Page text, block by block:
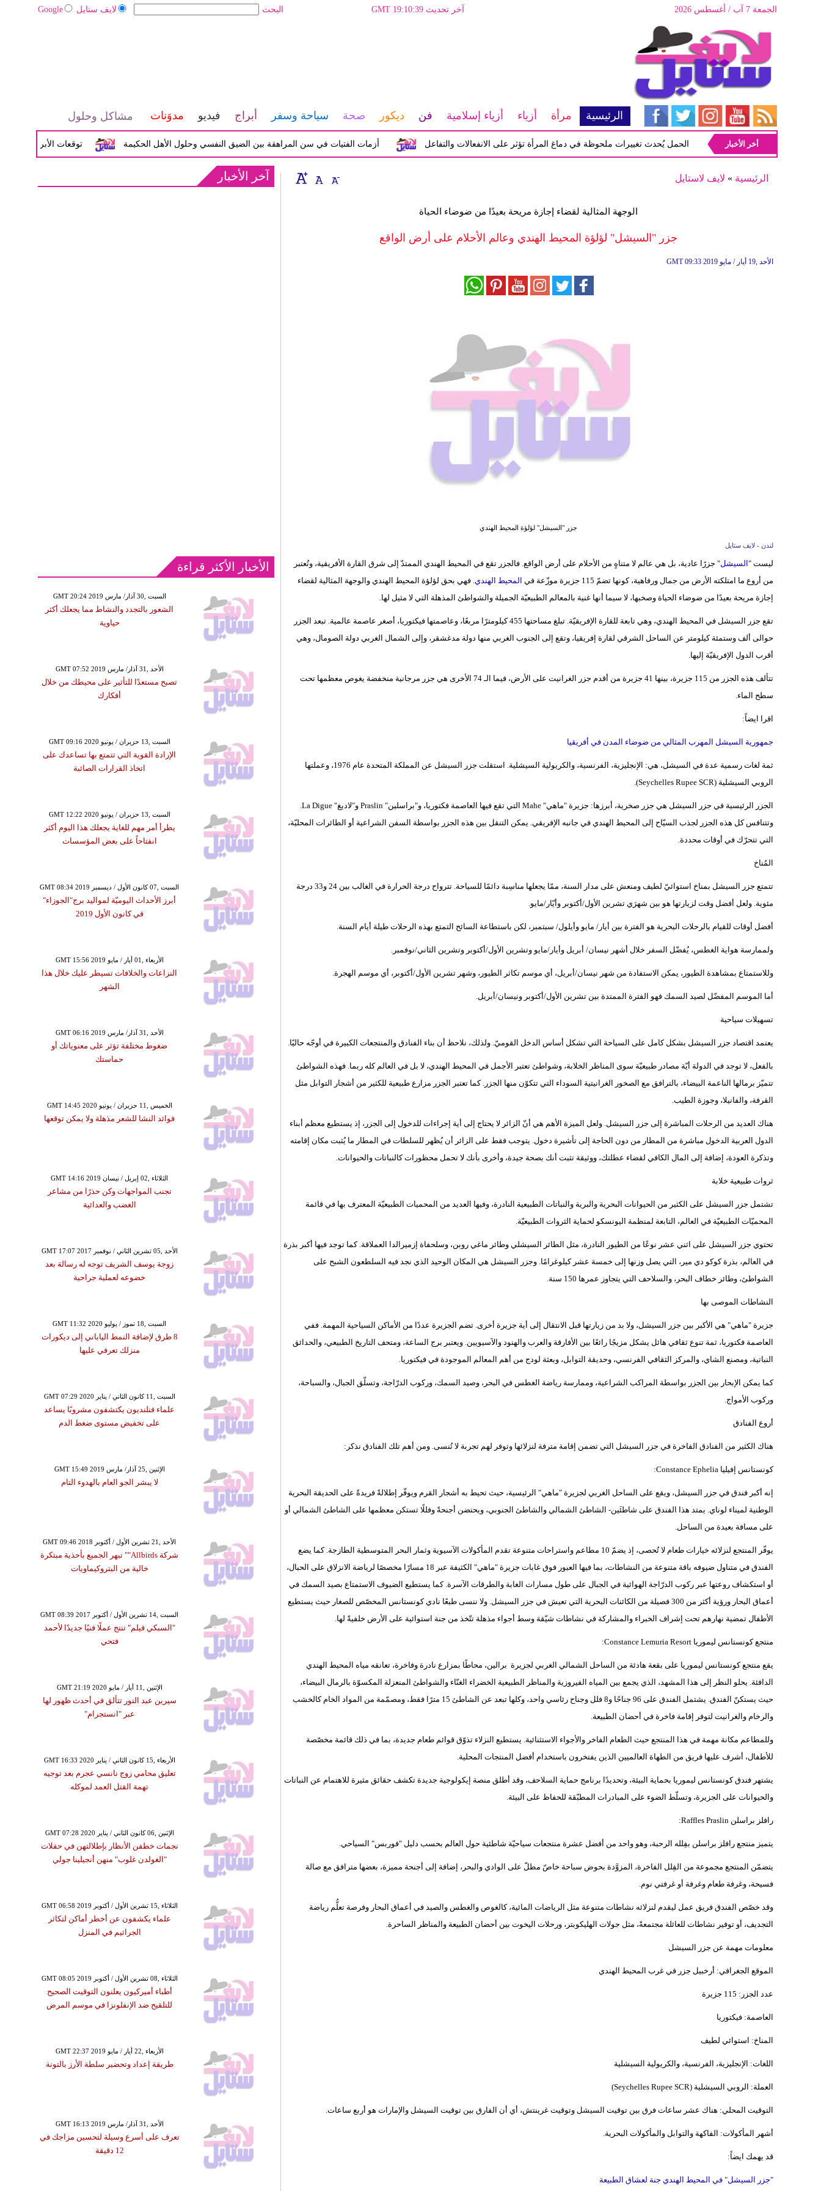
لايف ستايل Google البحث آخر تحديث GMT 19:10:39 الجمعة 7 آب / أغسطس 2026
الرئيسية مرأة أزياء أزياء إسلامية فن ديكور صحة سياحة وسفر أبراج فيديو مدوَنات مشاكل وحلول
توقعات الأبراج اليوم الأربعاء 04 مارس / أذار 2026 أزمات الفتيات في سن المراهقة بين الضيق النفسي وحلول الأهل الحكيمة دراسة تكشف أن الحمل يُحدث تغييرات ملحوظة في دماغ المرأة تؤثر على الانفعالات والتفاعل
أخر الأخبار
الرئيسية » لايف لاستايل
الوجهة المثالية لقضاء إجازة مريحة بعيدًا من ضوضاء الحياة
جزر "السيشل" لؤلؤة المحيط الهندي وعالم الأحلام على أرض الواقع
GMT 09:33 2019 الأحد ,19 أيار / مايو
جزر "السيشل" لؤلؤة المحيط الهندي
لندن - لايف ستايل
ليست "السيشل" جزرًا عادية، بل هي عالم لا متناهٍ من الأحلام على أرض الواقع. فالجزر تقع في المحيط الهندي الممتدّ إلى شرق القارة الأفريقية، وتُعتبر
من أروع ما امتلكته الأرض من جمال ورفاهية، كونها تضمّ 115 جزيرة موزّعة في
المحيط الهندي. فهي بحق لؤلؤة المحيط الهندي والوجهة المثالية لقضاء
إجازة مريحة بعيدًا من ضوضاء الحياة وصخبها، لا سيما أنها غنية بالمعالم الطبيعيّة الجميلة والشواطئ المذهلة التي لا مثيل لها.
تقع جزر السيشل في المحيط الهندي، وهي تابعة للقارة الإفريقيّة. تبلغ مساحتها 455 كيلومترًا مربعًا، وعاصمتها فيكتوريا، أصغر عاصمة عالمية. تبعد الجزر
حوالى ألف وستمئة كيلومتر عن الساحل الشرقي لقارة إفريقيا، وتقع إلى الجنوب الغربي منها دولة مدغشقر، وإلى الشمال الغربي دولة الصومال، وهي
أقرب الدول الإفريقيّة إليها.
تتألف هذه الجزر من 115 جزيرة، بينها 41 جزيرة من أقدم جزر الغرانيت على الأرض، فيما الـ 74 الأخرى هي جزر مرجانية منخفضة يغوص معظمها تحت
سطح الماء.
اقرا ايضاً:
جمهورية السيشل المهرب المثالي من ضوضاء المدن في أفريقيا
ثمة لغات رسمية عدة في السيشل، هي: الإنجليزية، الفرنسية، والكريولية السيشلية. استقلت جزر السيشل عن المملكة المتحدة عام 1976، وعملتها
الروبي السيشلية (Seychelles Rupee SCR).
الجزر الرئيسية في جزر السيشل هي جزر صخرية، أبرزها: جزيرة "ماهي" Mahe التي تقع فيها العاصمة فكتوريا، و"براسلين" Praslin و"لاديغ" La Digue.
وتتنافس كل هذه الجزر لجذب السيّاح إلى المحيط الهندي في جانبه الإفريقي. يمكن التنقل بين هذه الجزر بواسطة السفن الشراعية أو الطائرات المحليّة،
التي تتحرّك في أوقات محددة.
المُناخ
تتمتع جزر السيشل بمناخ استوائيّ لطيف ومنعش على مدار السنة، ممّا يجعلها مناسِبة دائمًا للسياحة. تترواح درجة الحرارة في الغالب بين 24 و33 درجة
مئوية. ولعل أفضل وقت لزيارتها هو بين شهرَي تشرين الأول/أكتوبر وأيّار/مايو.
أفضل أوقات للقيام بالرحلات البحرية هو الفترة بين أيار/ مايو وأيلول/ سبتمبر، لكن باستطاعة السائح التمتع بهذه الرحلات طيلة أيام السنة.
ولممارسة هواية الغطس، يُفضّل السفر خلال أشهر نيسان/ أبريل وأيار/مايو وتشرين الأول/أكتوبر وتشرين الثاني/نوفمبر.
وللاستمتاع بمشاهدة الطيور، يمكن الاستفادة من شهر نيسان/أبريل، أي موسم تكاثر الطيور، وشهر تشرين الأول/أكتوبر، أي موسم الهجرة.
أما الموسم المفضّل لصيد السمك فهو الفترة الممتدة بين تشرين الأول/أكتوبر ونيسان/أبريل.
تسهيلات سياحية
يعتمد اقتصاد جزر السيشل بشكل كامل على السياحة التي تشكل أساس الدخل القوميّ. ولذلك، نلاحظ أن بناء الفنادق والمنتجعات الكبيرة في أوجّه حاليًا.
بالفعل، لا توجد في الدولة أيّة مصادر طبيعيّة سوى المناظر الخلابة، وشواطئ تعتبر الأجمل في المحيط الهندي، لا بل في العالم كله ربما. فهذه الشواطئ
تتميّز برمالها الناعمة البيضاء، بالترافق مع الصخور الغرانيتية السوداء التي تتكوّن منها الجزر. كما تعتبر الجزر مزارع طبيعية للكثير من أشجار التوابل مثل
القرفة، والفانيلا، وجوزة الطيب.
هناك العديد من الرحلات المباشرة إلى جزر السيشل. ولعل الميزة الأهم هي أنّ الزائر لا يحتاج إلى أية إجراءات للدخول إلى الجزر، إذ يستطيع معظم أبناء
الدول العربية الدخول مباشرة من المطار من دون الحاجة إلى تأشيرة دخول. يتوجب فقط على الزائر أن يُظهر للسلطات في المطار ما يُثبت مكان إقامته
وتذكرة العودة، إضافة إلى المال الكافي لقضاء عطلتك، ووثيقة تثبت أنك بصحة جيدة، وأخرى بأنك لا تحمل محظورات كالنباتات والحيوانات.
ثروات طبيعية خلابة
تشتمل جزر السيشل على الكثير من الحيوانات البحرية والبرية والنباتات الطبيعية النادرة، وفيها العديد من المحميات الطبيعيّة المعترف بها في قائمة
المحميّات الطبيعيّة في العالم، التابعة لمنظمة اليونسكو لحماية الثروات الطبيعيّة.
تحتوي جزر السيشل على اثني عشر نوعًا من الطيور النادرة، مثل الطائر السيشلي وطائر ماغي روبن، وسلحفاة إزميرالدا العملاقة. كما توجد فيها أكبر بذرة
في العالم، بذرة كوكو دي مير، التي يصل وزنها إلى خمسة عشر كيلوغرامًا. وجزر السيشل هي المكان الوحيد الذي نجد فيه السلطعون الشبح على
الشواطئ، وطائر خطاف البحر، والسلاحف التي يتجاوز عمرها 150 سنة.
النشاطات الموصى بها
جزيرة "ماهي" هي الأكبر بين جزر السيشل، ولا بد من زيارتها قبل الانتقال إلى أية جزيرة أخرى. تضم الجزيرة عددًا من الأماكن السياحية المهمة. ففي
العاصمة فكتوريا، ثمة تنوع ثقافي هائل يشكل مزيجًا رائعًا بين الأفارقة والعرب والهنود والآسيويين. ويعتبر برج الساعة، ومتحف التاريخ الطبيعي، والحدائق
النباتية، ومصنع الشاي، والمركز الثقافي الفرنسي، وحديقة التوابل، وبعثة لودج من أهم المعالم الموجودة في فيكتوريا.
كما يمكن الإبحار بين الجزر بواسطة المراكب الشراعية، وممارسة رياضة الغطس في البحر، وصيد السمك، وركوب الدرّاجة، وتسلّق الجبال، والسباحة،
وركوب الأمواج.
أروع الفنادق
هناك الكثير من الفنادق الفاخرة في جزر السيشل التي تضمن إقامة مترفة لنزلائها وتوفر لهم تجربة لا تُنسى. ومن أهم تلك الفنادق نذكر:
كونستانس إفيليا Constance Ephelia:
إنه أكبر فندق في جزر السيشل، ويقع على الساحل الغربي لجزيرة "ماهي" الرئيسية، حيث تحيط به أشجار القرم ويوفّر إطلالةً فريدةً على الحديقة البحرية
الوطنية لميناء لوناي. يمتد هذا الفندق على شاطئَين- الشاطئ الشمالي والشاطئ الجنوبي، ويحتضن أجنحةً وفللًا تستكن معظمها على الشاطئ الشمالي أو
على مسافة بعيدة من الساحل.
يوفّر المنتجع لنزلائه خيارات طعام لا تُحصى، إذ يضمّ 10 مطاعم واستراحات متنوعة تقدم المأكولات الآسيوية وثمار البحر المتوسطية الطازجة. كما يضع
الفندق في متناول ضيوفه باقة متنوعة من النشاطات، بما فيها العبور فوق غابات جزيرة "ماهي" الكثيفة عبر 18 مسارًا مخصصًا لرياضة الانزلاق على الحبال،
أو استكشاف روعتها عبر ركوب الدرّاجة الهوائية في الجبال على طول مسارات الغابة والطرقات الآسرة. كما يستطيع الضيوف الاستمتاع بصيد السمك في
أعماق البحار ورؤية أكثر من 300 فصيلة من الكائنات البحرية التي تعيش في جزر السيشل. ولا ننسى طبعًا نادي كونستانس المخصّص للصغار حيث يستطيع
الأطفال تمضية نهارهم تحت إشراف الخبراء والمشاركة في نشاطات شيّقة وسط أجواء مذهلة تتّخذ من جنة استوائية على الأرض خلفيةً لها.
منتجع كونستانس ليموريا Constance Lemuria Resort:
يقع منتجع كونستانس ليموريا على بقعة هادئة من الساحل الشمالي الغربي لجزيرة برالين، محاطًا بمزارع نادرة وفاخرة، تعانقه مياه المحيط الهندي
الدافئة. يحلو النظر إلى هذا المشهد، الذي يجمع بين المياه الفيروزية والمناظر الطبيعية الخضراء الغنّاء والشواطئ المنعزلة المكسوّة بالرمال البيضاء،
حيث يستكنّ الفندق. يشتمل الفندق على 96 جناحًا و8 فلل وجناح رئاسي واحد، وكلها تبعد عن الشاطئ 15 مترًا فقط، ومصمّمة من المواد الخام كالخشب
والرخام والغرانيت لتوفر إقامة فاخرة في أحضان الطبيعة.
وللمطاعم مكانة مهمة في هذا المنتجع حيث الطعام الفاخر والأجواء الاستثنائية. يستطيع النزلاء تذوّق قوائم طعام جديدة، بما في ذلك قائمة مخصّصة
للأطفال، أشرف عليها فريق من الطهاة العالميين الذين يفتخرون باستخدام أفضل المنتجات المحلية.
يشتهر فندق كونستانس ليموريا بحماية البيئة، وتحديدًا برنامج حماية السلاحف، وقد أطلق منصة إيكولوجية جديدة تكشف حقائق مثيرة للاهتمام عن النباتات
والحيوانات على الجزيرة، وتسلّط الضوء على المبادرات المطبّقة للحفاظ على البيئة.
رافلز براسلن Raffles Praslin:
يتميز منتجع رافلز براسلن بفِلله الرحبة، وهو واحد من أفضل عشرة منتجعات سياحيّة شاطئية حول العالم بحسب دليل "فوربس" السياحي.
يتضمّن المنتجع مجموعة من الفِلل الفاخرة، المزوَّدة بحوض سباحة خاصّ مطلّ على الوادي والبحر، إضافة إلى أجنحة مميزة، بعضها مترافق مع صالة
فسيحة، وغرفة طعام وغرفة أو غرفتي نوم.
وقد خصّص الفندق فريق عمل ليقدم لنزلائه نشاطات متنوعة مثل الرياضات المائية، كالغوص والغطس والصيد في أعماق البحار وفرصة تعلُّم رياضة
التجديف، أو توفير نشاطات للعائلة مجتمعةً، مثل جولات الهليكوبتر، ورحلات اليخوت بين أحضان الطبيعة والمناظر الساحرة.
معلومات مهمة عن جزر السيشل
الموقع الجغرافي: أرخبيل جزر في غرب المحيط الهندي
عدد الجزر: 115 جزيرة
العاصمة: فيكتوريا
المناخ: استوائي لطيف
اللغات: الإنجليزية، الفرنسية، والكريولية السيشلية
العملة: الروبي السيشلية (Seychelles Rupee SCR)
التوقيت المحلي: هناك عشر ساعات فرق بين توقيت السيشل وتوقيت غرينتش، أي أن الفارق بين توقيت السيشل والإمارات هو أربع ساعات.
أشهر المأكولات: الفاكهة والتوابل والمأكولات البحرية.
قد يهمك ايضاً:
"جزر السيشل" في المحيط الهندي جنة لعشاق الطبيعة
آخر الأخبار
الأخبار الأكثر قراءة
GMT 20:24 2019 السبت ,30 آذار/ مارس
الشعور بالتجدد والنشاط مما يجعلك أكثر
حياوية
GMT 07:52 2019 الأحد ,31 آذار/ مارس
تصبح مستعدًا للتأثير على محيطك من خلال
أفكارك
GMT 09:16 2020 السبت ,13 حزيران / يونيو
الإرادة القوية التي تتمتع بها تساعدك على
اتخاذ القرارات الصائبة
GMT 12:22 2020 السبت ,13 حزيران / يونيو
يطرأ أمر مهم للغاية يجعلك هذا اليوم أكثر
انفتاحاً على بعض المؤسسات
GMT 08:34 2019 السبت ,07 كانون الأول / ديسمبر
أبرز الأحداث اليوميّة لمواليد برج"الجوزاء"
في كانون الأول 2019
GMT 15:56 2019 الأربعاء ,01 أيار / مايو
النزاعات والخلافات تسيطر عليك خلال هذا
الشهر
GMT 06:16 2019 الأحد ,31 آذار/ مارس
ضغوط مختلفة تؤثر على معنوياتك أو
حماستك
GMT 14:45 2020 الخميس ,11 حزيران / يونيو
فوائد النشا للشعر مذهلة ولا يمكن توقعها
GMT 14:16 2019 الثلاثاء ,02 إبريل / نيسان
تجنب المواجهات وكن حذرًا من مشاعر
الغضب والعدائية
GMT 17:07 2017 الأحد ,05 تشرين الثاني / نوفمبر
زوجة يوسف الشريف توجه له رسالة بعد
خضوعه لعملية جراحية
GMT 11:32 2020 السبت ,18 تموز / يوليو
8 طرق لإضافة النمط الياباني إلى ديكورات
منزلك تعرفي عليها
GMT 07:29 2020 السبت ,11 كانون الثاني / يناير
علماء فنلنديون يكتشفون مشروبًا يساعد
على تخفيض مستوى ضغط الدم
GMT 15:49 2019 الإثنين ,25 آذار/ مارس
لا يبشر الجو العام بالهدوء التام
GMT 09:46 2018 الأحد ,21 تشرين الأول / أكتوبر
شركة Allbirds"" تبهر الجميع بأحذية مبتكرة
خالية من البتروكيماويات
GMT 08:39 2017 السبت ,14 تشرين الأول / أكتوبر
"السبكي فيلم" تنتج عملًا فنيًا جديدًا لأحمد
فتحي
GMT 21:19 2020 الإثنين ,11 أيار / مايو
سيرين عبد النور تتألق في أحدث ظهور لها
عبر "انستجرام"
GMT 16:33 2020 الأربعاء ,15 كانون الثاني / يناير
تعليق محامي زوج نانسي عجرم بعد توجيه
تهمة القتل العمد لموكله
GMT 07:28 2020 الإثنين ,06 كانون الثاني / يناير
نجمات خطفن الأنظار بإطلالتهن في حفلات
"الغولدن غلوب" منهن أنجيلينا جولي
GMT 06:58 2019 الثلاثاء ,15 تشرين الأول / أكتوبر
علماء يكشفون عن أخطر أماكن لتكاثر
الجراثيم في المنزل
GMT 08:05 2019 الثلاثاء ,08 تشرين الأول / أكتوبر
أطباء أميركيون يعلنون التوقيت الصحيح
للتلقيح ضد الإنفلونزا في موسم المرض
GMT 22:37 2019 الأربعاء ,22 أيار / مايو
طريقة إعداد وتحضير سلطة الأرز بالتونة
GMT 16:13 2019 الأحد ,31 آذار/ مارس
تعرف على أسرع وسيلة لتحسين مزاجك في
12 دقيقة